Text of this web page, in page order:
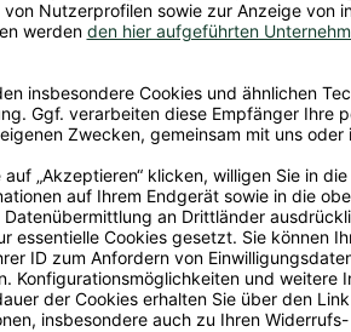
und untergelegentlichem
Getreide.
18 %, Tomatenmark*
* (WEIZENgluten*,